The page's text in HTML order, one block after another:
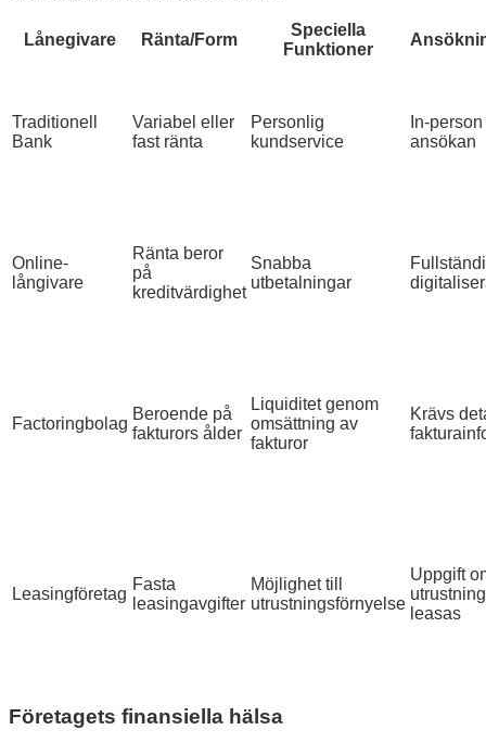
Lånegivare Ränta/Form
Speciella
Funktioner
Traditionell
Bank
Variabel eller
fast ränta
Personlig
kundservice
In-
ansökan
Online-
långivare
Ränta beror
på
kreditvärdighet
Snabba
utbetalningar
Factoringbolag
Beroende på
fakturors ålder
Liquiditet genom
omsättning av
fakturor
Krävs
Leasingföretag
Fasta
leasingavgifter
Möjlighet till
utrustningsförnyelse
Uppgift
leasas
Företagets finansiella hälsa